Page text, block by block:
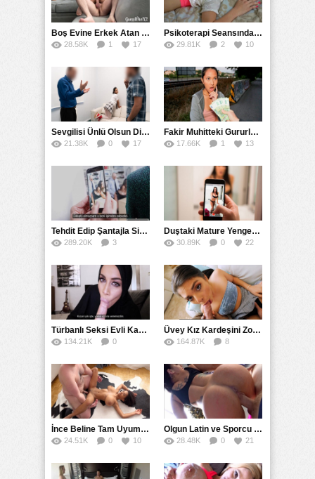
Boş Evine Erkek Atan Kız Gerçek Bir Liseli Gibi Eğlendi
28.58K 1 17
Psikoterapi Seansında Tedavi Amaçlı Tecavüze Uğradı
29.81K 2 10
Sevgilisi Ünlü Olsun Diye Elleriyle Başkasıyla Sikiştirdi
21.38K 0 17
Fakir Muhitteki Gururlu İşçi Kızı Bin Euro ile Kandırıp Sikti
17.66K 1 13
Tehdit Edip Şantajla Sikiş Sekreter Videosu
289.20K
3
Duştaki Mature Yengesini Çekeyim Derken Sakso Çektirdi
30.89K 0 22
Türbanlı Seksi Evli Kadın Sevgilisini Gizlice Tatmin Etti
134.21K
0
Üvey Kız Kardeşini Zorla Siken Üvey Ağabey
164.87K
8
İnce Beline Tam Uyumlu Doğal Memeli Esmer Coşturdu
24.51K 0 10
Olgun Latin ve Sporcu Yengesiyle Gerçek Ensest Sikiş Çekimi
28.48K 0 21